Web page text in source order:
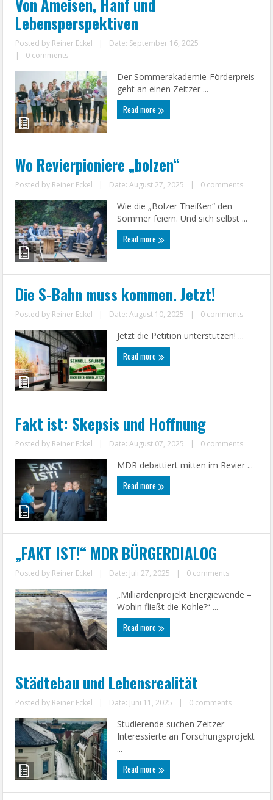
Von Ameisen, Hanf und
Lebensperspektiven
Posted by Reiner Eckel |
Date: September 16, 2025
|
0 comments
Der Sommerakademie-Förderpreis
geht an einen Zeitzer ...
Read more
Wo Revierpioniere „bolzen“
Posted by Reiner Eckel | Date: August 27, 2025 | 0 comments
Wie die „Bolzer Theißen“ den
Sommer feiern. Und sich selbst ...
Read more
Die S-Bahn muss kommen. Jetzt!
Posted by Reiner Eckel | Date: August 10, 2025 | 0 comments
Jetzt die Petition unterstützen! ...
Read more
Fakt ist: Skepsis und Hoffnung
Posted by Reiner Eckel | Date: August 07, 2025 | 0 comments
MDR debattiert mitten im Revier ...
Read more
„FAKT IST!“ MDR BÜRGERDIALOG
Posted by Reiner Eckel | Date: Juli 27, 2025 | 0 comments
„Milliardenprojekt Energiewende –
Wohin fließt die Kohle?“ ...
Read more
Städtebau und Lebensrealität
Posted by Reiner Eckel | Date: Juni 11, 2025 | 0 comments
Studierende suchen Zeitzer
Interessierte an Forschungsprojekt
...
Read more